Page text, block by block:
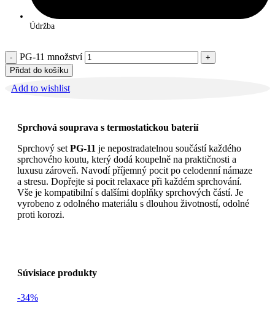
Údržba
PG-11 množství
Přidat do košíku
Add to wishlist
Sprchová souprava s termostatickou baterií
Sprchový set PG-11 je nepostradatelnou součástí každého
sprchového koutu, který dodá koupelně na praktičnosti a
luxusu zároveň. Navodí příjemný pocit po celodenní námaze
a stresu. Dopřejte si pocit relaxace při každém sprchování.
Vše je kompatibilní s dalšími doplňky sprchových částí. Je
vyrobeno z odolného materiálu s dlouhou životností, odolné
proti korozi.
Súvisiace produkty
-34%